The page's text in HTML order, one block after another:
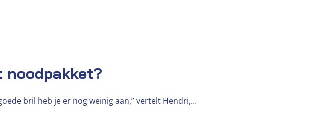
noodpakket?
bril heb je er nog weinig aan,” vertelt Hendri,…